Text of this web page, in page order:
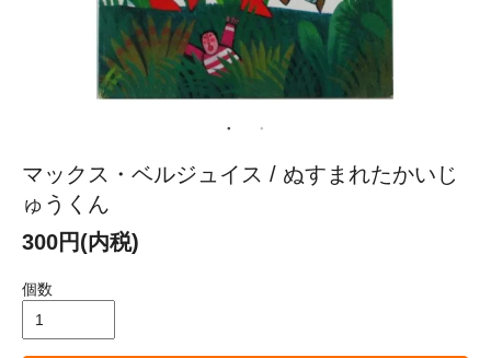
マックス・ベルジュイス / ぬすまれたかいじ
ゅうくん
300円(内税)
個数